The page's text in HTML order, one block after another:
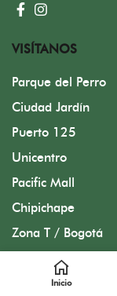
VISÍTANOS
Parque del Perro
Ciudad Jardín
Puerto 125
Unicentro
Pacific Mall
Chipichape
Zona T / Bogotá
Inicio